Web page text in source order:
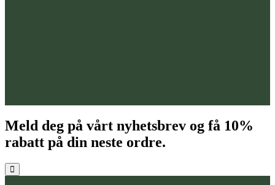
Meld deg på vårt nyhetsbrev og få 10%
rabatt på din neste ordre.